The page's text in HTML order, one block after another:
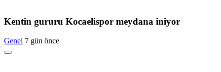
Kentin gururu Kocaelispor meydana iniyor
Genel 7 gün önce